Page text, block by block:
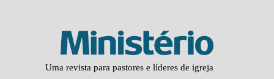
Uma revista para pastores e líderes de igreja